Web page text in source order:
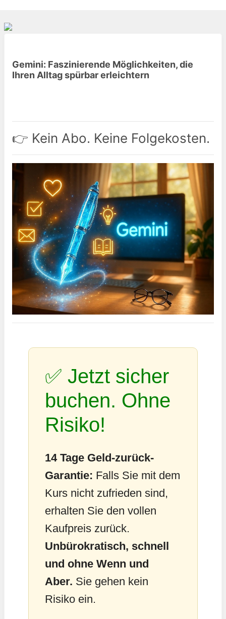
Gemini: Faszinierende Möglichkeiten, die
Ihren Alltag spürbar erleichtern
👉 Kein Abo. Keine Folgekosten.
✅ Jetzt sicher
buchen. Ohne
Risiko!
14 Tage Geld-zurück-
Garantie: Falls Sie mit dem
Kurs nicht zufrieden sind,
erhalten Sie den vollen
Kaufpreis zurück.
Unbürokratisch, schnell
und ohne Wenn und
Aber. Sie gehen kein
Risiko ein.